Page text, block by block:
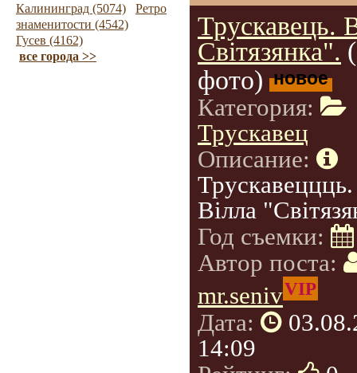
Калининград (5074)
Ретро
знаменитости (4542)
Гусев (4162)
все города >>
Трускавець.
Світязянка".
фото) новое
Категория:
Трускавец
Описание:
Трускавеццць.
Вілла
Год съемки:
Автор поста:
mr.senivVIP
Дата:
14:09